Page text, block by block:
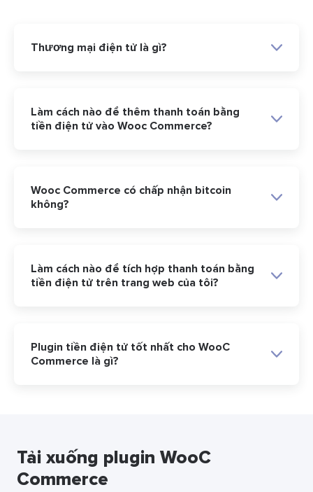
Thương mại điện tử là gì?
Làm cách nào để thêm thanh toán bằng
tiền điện tử vào Wooc Commerce?
Wooc Commerce có chấp nhận bitcoin
không?
Làm cách nào để tích hợp thanh toán bằng
tiền điện tử trên trang web của tôi?
Plugin tiền điện tử tốt nhất cho WooC
Commerce là gì?
Tải xuống plugin WooC
Commerce